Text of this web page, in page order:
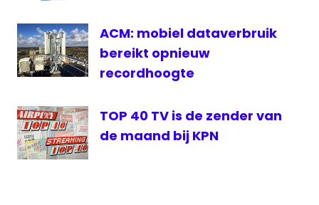
ACM: mobiel dataverbruik
bereikt opnieuw
recordhoogte
TOP 40 TV is de zender van
de maand bij KPN